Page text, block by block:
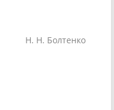
Н. Н. Болтенко